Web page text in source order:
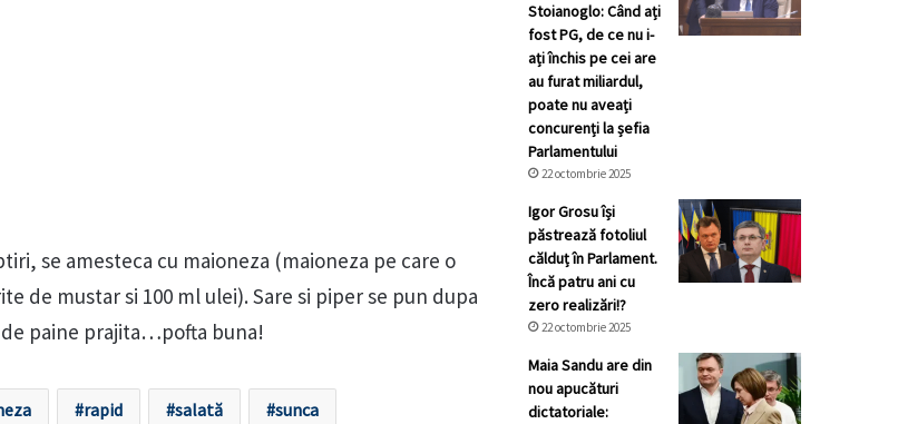
se amesteca cu maioneza (maioneza pe care o
de mustar si 100 ml ulei). Sare si piper se pun dupa
paine prajita…pofta buna!
rapid salată sunca
Stoianoglo: Când ați
fost PG, de ce nu i-
ați închis pe cei are
au furat miliardul,
poate nu aveați
concurenți la șefia
Parlamentului
22 octombrie 2025
Igor Grosu își
păstrează fotoliul
călduț în Parlament.
Încă patru ani cu
zero realizări!?
22 octombrie 2025
Maia Sandu are din
nou apucături
dictatoriale: